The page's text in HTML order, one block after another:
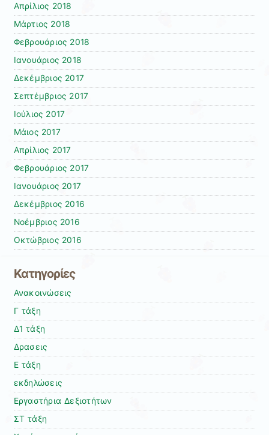
Απρίλιος 2018
Μάρτιος 2018
Φεβρουάριος 2018
Ιανουάριος 2018
Δεκέμβριος 2017
Σεπτέμβριος 2017
Ιούλιος 2017
Μάιος 2017
Απρίλιος 2017
Φεβρουάριος 2017
Ιανουάριος 2017
Δεκέμβριος 2016
Νοέμβριος 2016
Οκτώβριος 2016
Κατηγορίες
Ανακοινώσεις
Γ τάξη
Δ1 τάξη
Δρασεις
Ε τάξη
εκδηλώσεις
Εργαστήρια Δεξιοτήτων
ΣΤ τάξη